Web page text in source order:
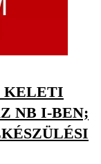
KELETI
NB I-BEN;